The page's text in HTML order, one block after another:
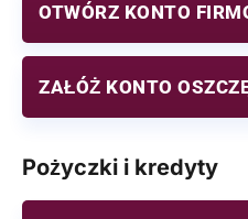
OTWÓRZ KONTO
ZAŁÓŻ KONTO
Pożyczki i kredyty